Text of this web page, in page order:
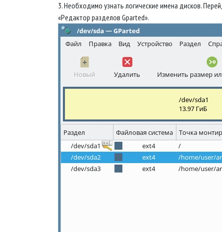
3. Необходимо узнать логические имена дисков.
«Редактор разделов Gparted».